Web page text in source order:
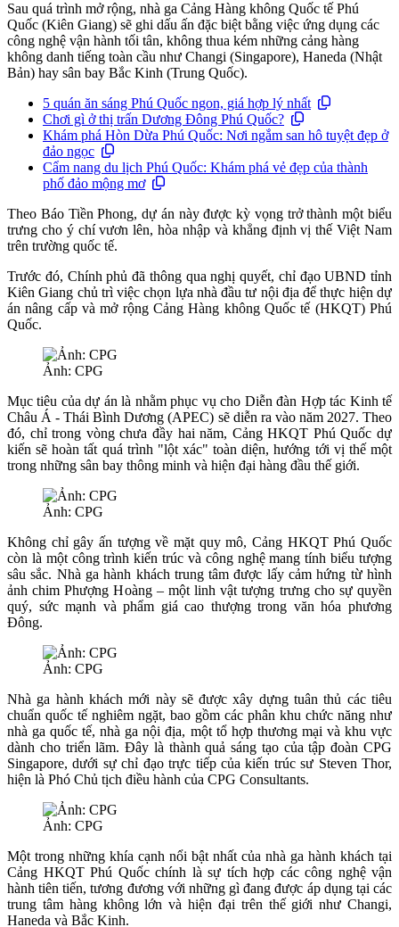
Sau quá trình mở rộng, nhà ga Cảng Hàng không Quốc tế Phú
Quốc (Kiên Giang) sẽ ghi dấu ấn đặc biệt bằng việc ứng dụng các
công nghệ vận hành tối tân, không thua kém những cảng hàng
không danh tiếng toàn cầu như Changi (Singapore), Haneda (Nhật
Bản) hay sân bay Bắc Kinh (Trung Quốc).
5 quán ăn sáng Phú Quốc ngon, giá hợp lý nhất
Chơi gì ở thị trấn Dương Đông Phú Quốc?
Khám phá Hòn Dừa Phú Quốc: Nơi ngắm san hô tuyệt đẹp ở
đảo ngọc
Cẩm nang du lịch Phú Quốc: Khám phá vẻ đẹp của thành
phố đảo mộng mơ
Theo Báo Tiền Phong, dự án này được kỳ vọng trở thành một biểu
trưng cho ý chí vươn lên, hòa nhập và khẳng định vị thế Việt Nam
trên trường quốc tế.
Trước đó, Chính phủ đã thông qua nghị quyết, chỉ đạo UBND tỉnh
Kiên Giang chủ trì việc chọn lựa nhà đầu tư nội địa để thực hiện dự
án nâng cấp và mở rộng Cảng Hàng không Quốc tế (HKQT) Phú
Quốc.
Ảnh: CPG
Mục tiêu của dự án là nhằm phục vụ cho Diễn đàn Hợp tác Kinh tế
Châu Á - Thái Bình Dương (APEC) sẽ diễn ra vào năm 2027. Theo
đó, chỉ trong vòng chưa đầy hai năm, Cảng HKQT Phú Quốc dự
kiến sẽ hoàn tất quá trình "lột xác" toàn diện, hướng tới vị thế một
trong những sân bay thông minh và hiện đại hàng đầu thế giới.
Ảnh: CPG
Không chỉ gây ấn tượng về mặt quy mô, Cảng HKQT Phú Quốc
còn là một công trình kiến trúc và công nghệ mang tính biểu tượng
sâu sắc. Nhà ga hành khách trung tâm được lấy cảm hứng từ hình
ảnh chim Phượng Hoàng – một linh vật tượng trưng cho sự quyền
quý, sức mạnh và phẩm giá cao thượng trong văn hóa phương
Đông.
Ảnh: CPG
Nhà ga hành khách mới này sẽ được xây dựng tuân thủ các tiêu
chuẩn quốc tế nghiêm ngặt, bao gồm các phân khu chức năng như
nhà ga quốc tế, nhà ga nội địa, một tổ hợp thương mại và khu vực
dành cho triển lãm. Đây là thành quả sáng tạo của tập đoàn CPG
Singapore, dưới sự chỉ đạo trực tiếp của kiến trúc sư Steven Thor,
hiện là Phó Chủ tịch điều hành của CPG Consultants.
Ảnh: CPG
Một trong những khía cạnh nổi bật nhất của nhà ga hành khách tại
Cảng HKQT Phú Quốc chính là sự tích hợp các công nghệ vận
hành tiên tiến, tương đương với những gì đang được áp dụng tại các
trung tâm hàng không lớn và hiện đại trên thế giới như Changi,
Haneda và Bắc Kinh.